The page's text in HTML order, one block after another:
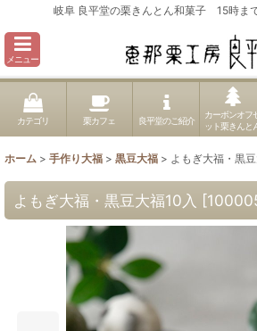
岐阜 良平堂の栗きんとん和菓子 15時ま
メニュー
カテゴリ 栗カフェ 良平堂のご紹介
カーボンオフ
ット栗きんとん
ホーム > 手作り大福 > 黒豆大福 > よもぎ大福・黒
よもぎ大福・黒豆大福10入 [